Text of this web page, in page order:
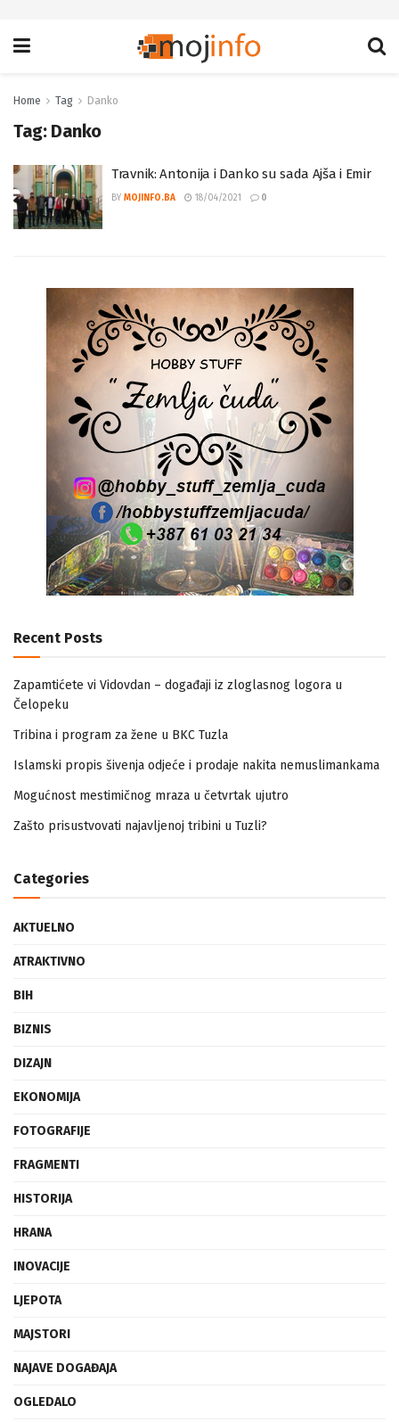
Home Tag Danko
Tag: Danko
Travnik: Antonija i Danko su sada Ajša i Emir
BY MOJINFO.BA 18/04/2021 0
Recent Posts
Zapamtićete vi Vidovdan – događaji iz zloglasnog logora u
Čelopeku
Tribina i program za žene u BKC Tuzla
Islamski propis šivenja odjeće i prodaje nakita nemuslimankama
Mogućnost mestimičnog mraza u četvrtak ujutro
Zašto prisustvovati najavljenoj tribini u Tuzli?
Categories
AKTUELNO
ATRAKTIVNO
BIH
BIZNIS
DIZAJN
EKONOMIJA
FOTOGRAFIJE
FRAGMENTI
HISTORIJA
HRANA
INOVACIJE
LJEPOTA
MAJSTORI
NAJAVE DOGAĐAJA
OGLEDALO